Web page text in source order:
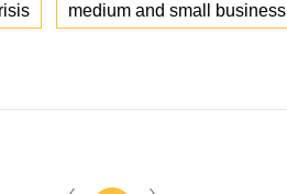
medium and small business